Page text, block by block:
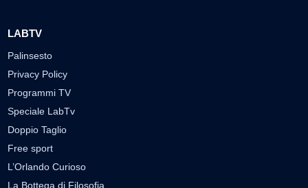
LABTV
Palinsesto
Privacy Policy
Programmi TV
Speciale LabTv
Doppio Taglio
Free sport
L’Orlando Curioso
La Bottega di Filosofia